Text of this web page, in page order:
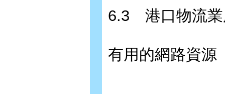
6.3 港口物流業
有用的網路資源